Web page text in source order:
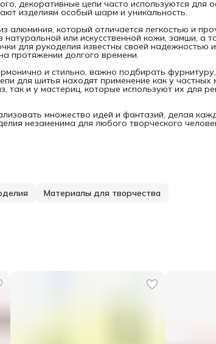
декоративные цепи часто используются для
изделиям особый шарм и уникальность.
алюминия, который отличается легкостью и
или искусственной кожи, замши, а
для рукоделия известны своей надежностью
протяжении долгого времени.
и стильно, важно подбирать
для шитья находят применение как у
так и у мастериц, которые используют их для
множество идей и фантазий, делая
незаменима для любого творческого
Материалы для творчества